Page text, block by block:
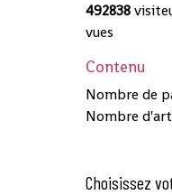
492838
vues
Contenu
Nombre de
Nombre
Choisissez